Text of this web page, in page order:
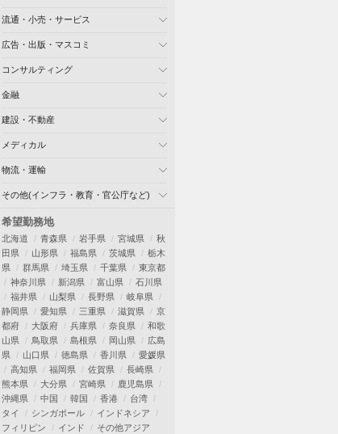
流通・小売・サービス
広告・出版・マスコミ
コンサルティング
金融
建設・不動産
メディカル
物流・運輸
その他(インフラ・教育・官公庁など)
希望勤務地
北海道 青森県 岩手県 宮城県
秋
田県
山形県 福島県 茨城県
栃木
県
群馬県 埼玉県 千葉県
東京都
神奈川県
新潟県 富山県
石川県
福井県
山梨県 長野県
岐阜県
静岡県
愛知県 三重県 滋賀県
京
都府
大阪府 兵庫県 奈良県
和歌
山県
鳥取県 島根県 岡山県
広島
県
山口県 徳島県 香川県
愛媛県
高知県
福岡県 佐賀県
長崎県
熊本県
大分県 宮崎県
鹿児島県
沖縄県
中国 韓国 香港
台湾
タイ
シンガポール
インドネシア
フィリピン
インド
その他アジア